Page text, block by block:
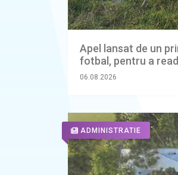
Apel lansat de un
fotbal, pentru a
06.08.2026
ADMINISTRATIE